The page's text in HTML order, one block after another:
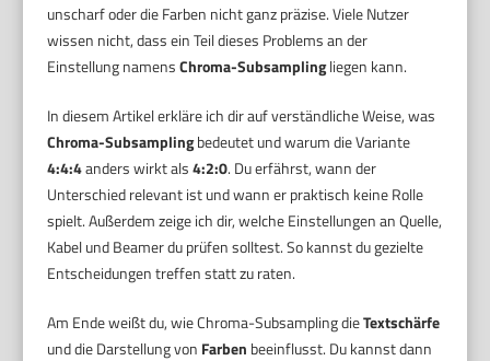
unscharf oder die Farben nicht ganz präzise. Viele Nutzer
wissen nicht, dass ein Teil dieses Problems an der
Einstellung namensChroma-Subsamplingliegen kann.
In diesem Artikel erkläre ich dir auf verständliche Weise, was
Chroma-Subsamplingbedeutet und warum die Variante
4:4:4anders wirkt als4:2:0. Du erfährst, wann der
Unterschied relevant ist und wann er praktisch keine Rolle
spielt. Außerdem zeige ich dir, welche Einstellungen an Quelle,
Kabel und Beamer du prüfen solltest. So kannst du gezielte
Entscheidungen treffen statt zu raten.
Am Ende weißt du, wie Chroma-Subsampling dieTextschärfe
und die Darstellung von Farben beeinflusst. Du kannst dann